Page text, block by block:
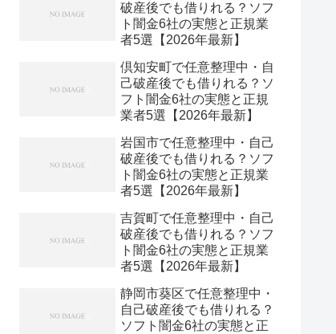
破産後でも借りれる？ソフ
ト闇金6社の実態と正規業
者5選【2026年最新】
倶知安町で任意整理中・自
己破産後でも借りれる？ソ
フト闇金6社の実態と正規
業者5選【2026年最新】
岩国市で任意整理中・自己
破産後でも借りれる？ソフ
ト闇金6社の実態と正規業
者5選【2026年最新】
吉賀町で任意整理中・自己
破産後でも借りれる？ソフ
ト闇金6社の実態と正規業
者5選【2026年最新】
静岡市葵区で任意整理中・
自己破産後でも借りれる？
ソフト闇金6社の実態と正